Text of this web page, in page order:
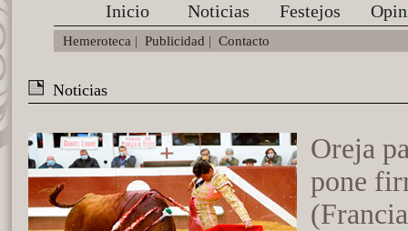
Inicio Noticias Festejos
Hemeroteca | Publicidad | Contacto
Noticias
Oreja
pone